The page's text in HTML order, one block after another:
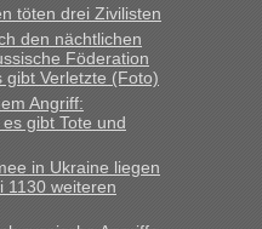
hier richtig bin mit meiner
mit gebrauchter
in die Ukraine
An welchem
und der Ukraine geht es am
wie geplant am Montag
töten drei Zivilisten
den nächtlichen
Föderation
gibt Verletzte (Foto)
Angriff:
gibt Tote und
in Ukraine liegen
1130 weiteren